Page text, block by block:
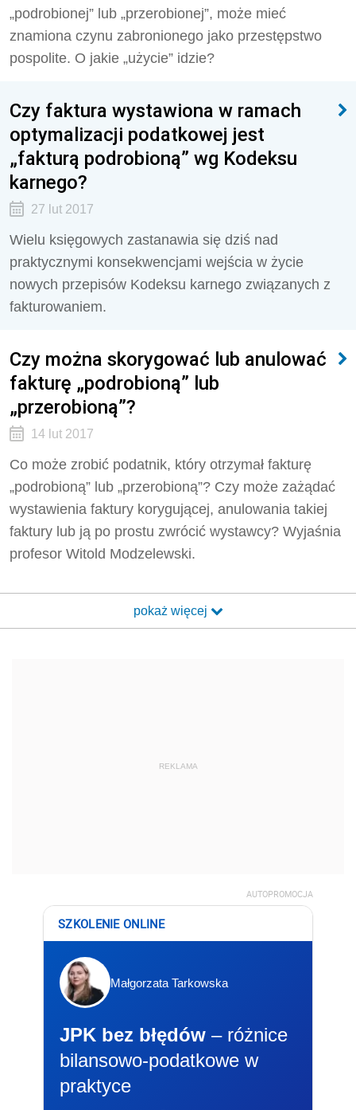
„podrobionej” lub „przerobionej”, może mieć
znamiona czynu zabronionego jako przestępstwo
pospolite. O jakie „użycie” idzie?
Czy faktura wystawiona w ramach
optymalizacji podatkowej jest
„fakturą podrobioną” wg Kodeksu
karnego?
27 lut 2017
Wielu księgowych zastanawia się dziś nad
praktycznymi konsekwencjami wejścia w życie
nowych przepisów Kodeksu karnego związanych z
fakturowaniem.
Czy można skorygować lub anulować
fakturę „podrobioną” lub
„przerobioną”?
14 lut 2017
Co może zrobić podatnik, który otrzymał fakturę
„podrobioną” lub „przerobioną”? Czy może zażądać
wystawienia faktury korygującej, anulowania takiej
faktury lub ją po prostu zwrócić wystawcy? Wyjaśnia
profesor Witold Modzelewski.
pokaż więcej
REKLAMA
AUTOPROMOCJA
SZKOLENIE ONLINE
Małgorzata Tarkowska
JPK bez błędów – różnice
bilansowo-podatkowe w
praktyce